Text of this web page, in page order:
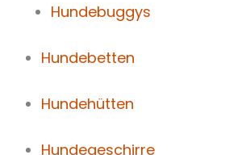
Hundebuggys
Hundebetten
Hundehütten
Hundegeschirre